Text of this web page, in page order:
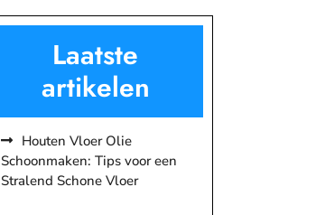
Laatste
artikelen
Houten Vloer Olie
Schoonmaken: Tips voor een
Stralend Schone Vloer